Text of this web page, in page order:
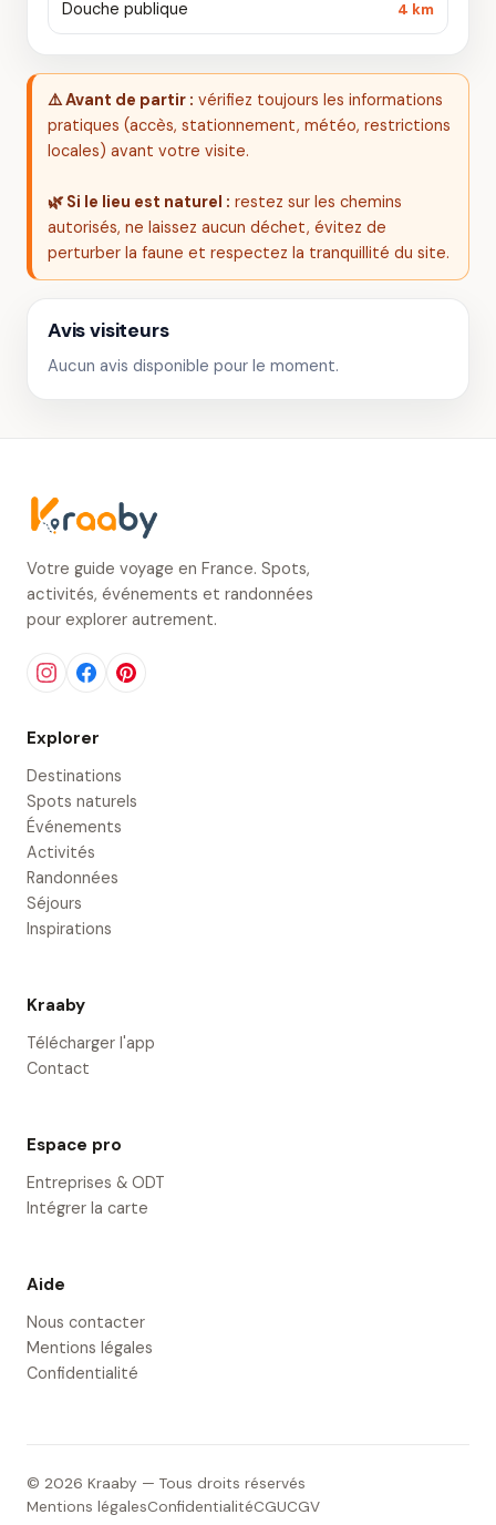
Douche publique 4 km
⚠️ Avant de partir : vérifiez toujours les informations
pratiques (accès, stationnement, météo, restrictions
locales) avant votre visite.
🌿 Si le lieu est naturel : restez sur les chemins
autorisés, ne laissez aucun déchet, évitez de
perturber la faune et respectez la tranquillité du site.
Avis visiteurs
Aucun avis disponible pour le moment.
Votre guide voyage en France. Spots,
activités, événements et randonnées
pour explorer autrement.
Explorer
Destinations
Spots naturels
Événements
Activités
Randonnées
Séjours
Inspirations
Kraaby
Télécharger l'app
Contact
Espace pro
Entreprises & ODT
Intégrer la carte
Aide
Nous contacter
Mentions légales
Confidentialité
© 2026 Kraaby — Tous droits réservés
Mentions légalesConfidentialitéCGUCGV